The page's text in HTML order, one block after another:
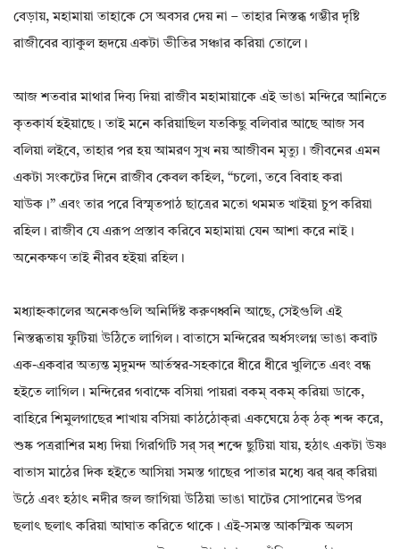
বেড়ায়, মহামায়া তাহাকে সে অবসর দেয় না – তাহার নিস্তব্ধ গম্ভীর দৃষ্টি
রাজীবের ব্যাকুল হৃদয়ে একটা ভীতির সঞ্চার করিয়া তোলে।
আজ শতবার মাথার দিব্য দিয়া রাজীব মহামায়াকে এই ভাঙা মন্দিরে আনিতে
কৃতকার্য হইয়াছে। তাই মনে করিয়াছিল যতকিছু বলিবার আছে আজ সব
বলিয়া লইবে, তাহার পর হয় আমরণ সুখ নয় আজীবন মৃত্যু। জীবনের এমন
একটা সংকটের দিনে রাজীব কেবল কহিল, “চলো, তবে বিবাহ করা
যাউক।” এবং তার পরে বিস্মৃতপাঠ ছাত্রের মতো থমমত খাইয়া চুপ করিয়া
রহিল। রাজীব যে এরূপ প্রস্তাব করিবে মহামায়া যেন আশা করে নাই।
অনেকক্ষণ তাই নীরব হইয়া রহিল।
মধ্যাহ্নকালের অনেকগুলি অনির্দিষ্ট করুণধ্বনি আছে, সেইগুলি এই
নিস্তব্ধতায় ফুটিয়া উঠিতে লাগিল। বাতাসে মন্দিরের অর্ধসংলগ্ন ভাঙা কবাট
এক-একবার অত্যন্ত মৃদুমন্দ আর্তস্বর-সহকারে ধীরে ধীরে খুলিতে এবং বন্ধ
হইতে লাগিল। মন্দিরের গবাক্ষে বসিয়া পায়রা বকম্ বকম্ করিয়া ডাকে,
বাহিরে শিমুলগাছের শাখায় বসিয়া কাঠঠোক্‌রা একঘেয়ে ঠক্ ঠক্ শব্দ করে,
শুষ্ক পত্ররাশির মধ্য দিয়া গিরগিটি সর্ সর্ শব্দে ছুটিয়া যায়, হঠাৎ একটা উষ্ণ
বাতাস মাঠের দিক হইতে আসিয়া সমস্ত গাছের পাতার মধ্যে ঝর্ ঝর্ করিয়া
উঠে এবং হঠাৎ নদীর জল জাগিয়া উঠিয়া ভাঙা ঘাটের সোপানের উপর
ছলাৎ ছলাৎ করিয়া আঘাত করিতে থাকে। এই-সমস্ত আকস্মিক অলস